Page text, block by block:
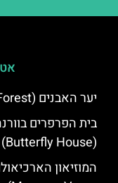
יער האבנים (Stone Forest) ליד ורנה
בית הפרפרים
(Butterfly House)